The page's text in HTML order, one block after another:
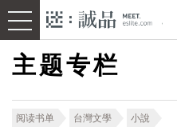
主题专栏
阅读书单 台灣文學 小說